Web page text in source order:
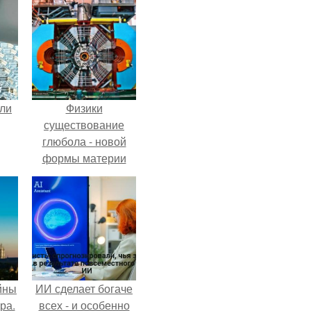
Физики
существование
глюбола - новой
формы материи
подтвердили.
ИИ сделает богаче
всех - и особенно